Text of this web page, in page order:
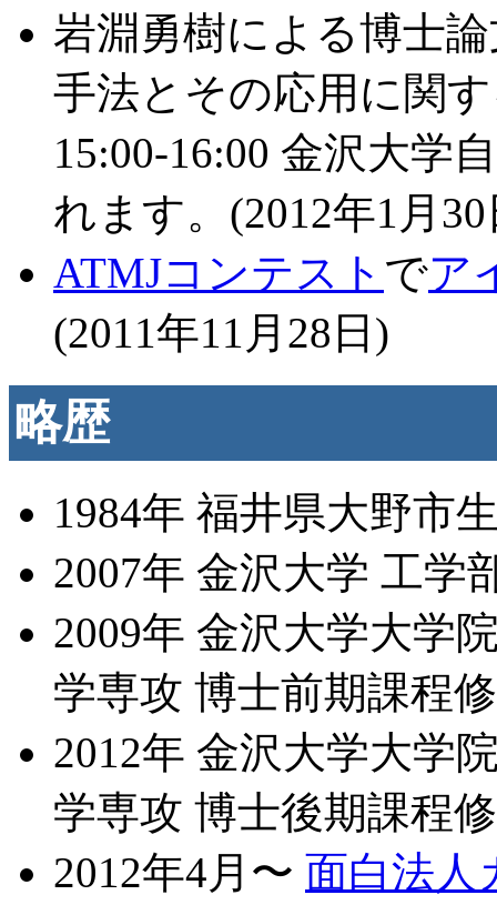
岩淵勇樹による博士
手法とその応用に関
15:00-16:00 金沢大学
れます。(2012年1月
ATMJコンテスト でア
(2011年11月28日)
略歴
1984年 福井県大野市
2007年 金沢大学 工学
2009年 金沢大学大学
学専攻 博士前期課程
2012年 金沢大学大学
学専攻 博士後期課程
2012年4月〜 面白法人